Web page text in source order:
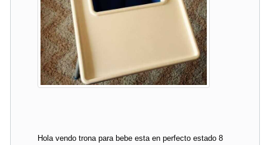
Hola vendo trona para bebe esta en perfecto estado 8